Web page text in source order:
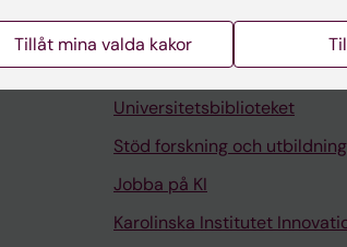
Kontakta och besök KI
Universitetsbiblioteket
Stöd forskning och utbildning
Jobba på KI
Karolinska Institutet
Tillåt mina valda kakor